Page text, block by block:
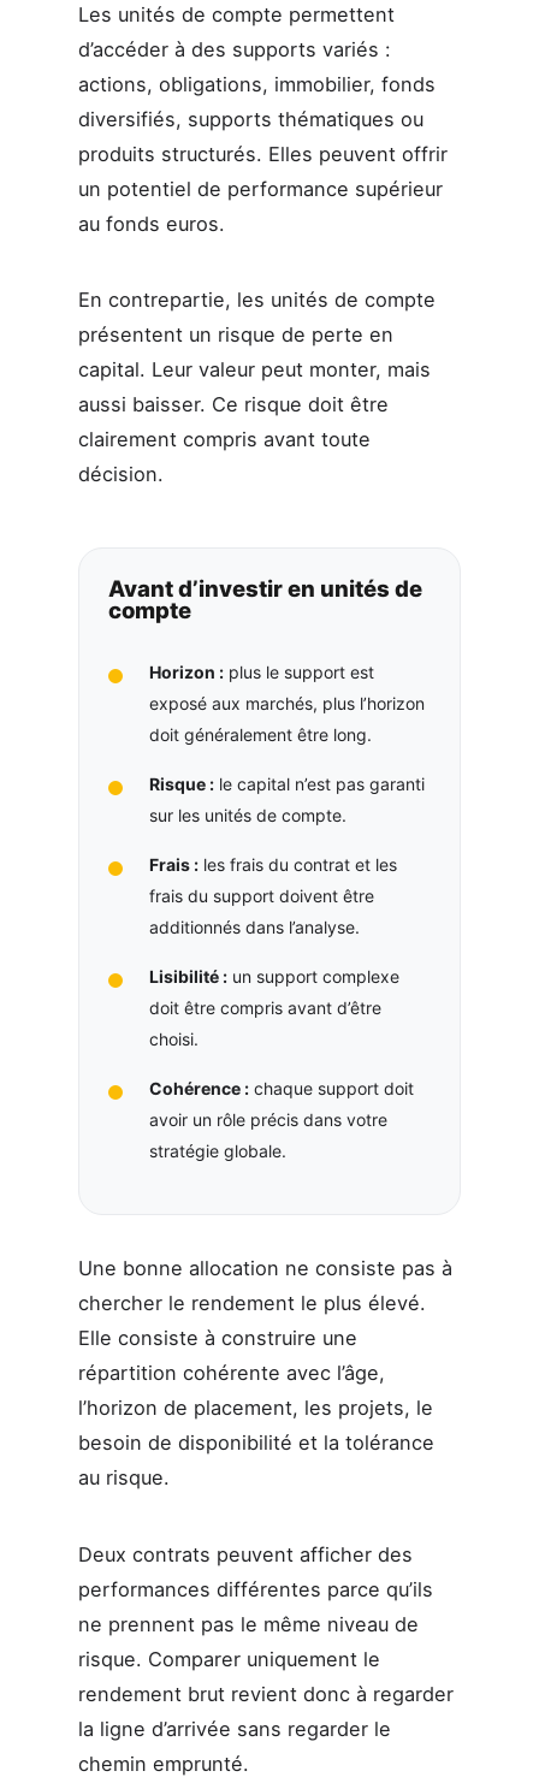
Les unités de compte permettent
d’accéder à des supports variés :
actions, obligations, immobilier, fonds
diversifiés, supports thématiques ou
produits structurés. Elles peuvent offrir
un potentiel de performance supérieur
au fonds euros.
En contrepartie, les unités de compte
présentent un risque de perte en
capital. Leur valeur peut monter, mais
aussi baisser. Ce risque doit être
clairement compris avant toute
décision.
Avant d’investir en unités de
compte
Horizon :plus le support est
exposé aux marchés, plus l’horizon
doit généralement être long.
Risque :le capital n’est pas garanti
sur les unités de compte.
Frais :les frais du contrat et les
frais du support doivent être
additionnés dans l’analyse.
Lisibilité :un support complexe
doit être compris avant d’être
choisi.
Cohérence :chaque support doit
avoir un rôle précis dans votre
stratégie globale.
Une bonne allocation ne consiste pas à
chercher le rendement le plus élevé.
Elle consiste à construire une
répartition cohérente avec l’âge,
l’horizon de placement, les projets, le
besoin de disponibilité et la tolérance
au risque.
Deux contrats peuvent afficher des
performances différentes parce qu’ils
ne prennent pas le même niveau de
risque. Comparer uniquement le
rendement brut revient donc à regarder
la ligne d’arrivée sans regarder le
chemin emprunté.